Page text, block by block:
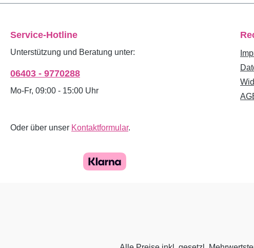
Service-Hotline
Unterstützung und Beratung unter:
06403 - 9770288
Mo-Fr, 09:00 - 15:00 Uhr
Oder über unser Kontaktformular.